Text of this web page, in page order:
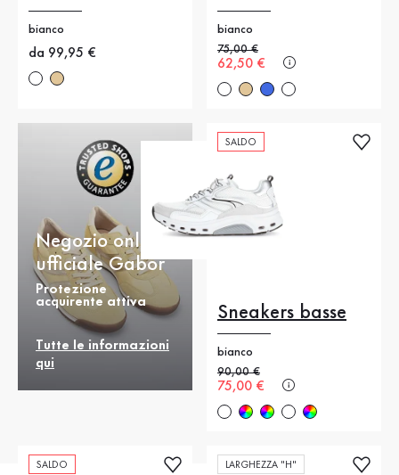
bianco
Nuovo prezzo
da 99,95 €
bianco
Prezzo precedente
75,00 €
Nuovo prezzo
62,50 €
Negozio online
ufficiale Gabor
Protezione
acquirente attiva
Tutte le informazioni
qui
SALDO
Sneakers basse
bianco
Prezzo precedente
90,00 €
Nuovo prezzo
75,00 €
SALDO LARGHEZZA "H"